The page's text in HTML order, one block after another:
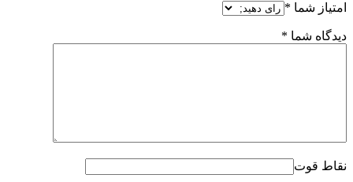
امتیاز شما *
دیدگاه شما *
نقاط قوت